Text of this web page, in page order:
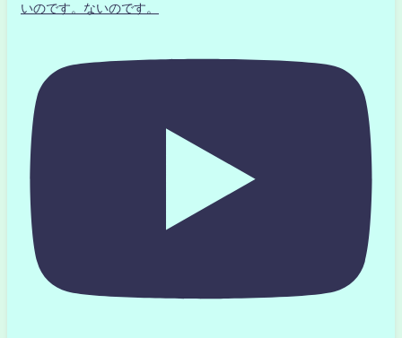
いのです。ないのです。